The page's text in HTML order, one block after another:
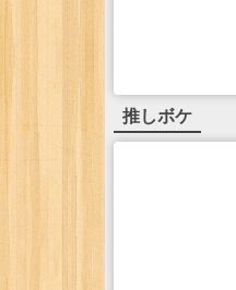
推しボケ